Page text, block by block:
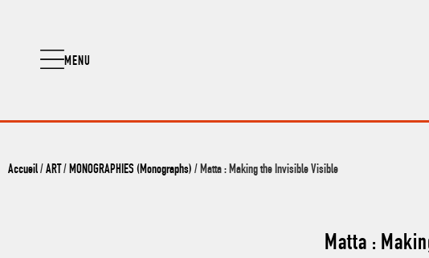
MENU
Accueil/ ART / MONOGRAPHIES (Monographs) / Matta : Making the Invisible Visible
Matta :